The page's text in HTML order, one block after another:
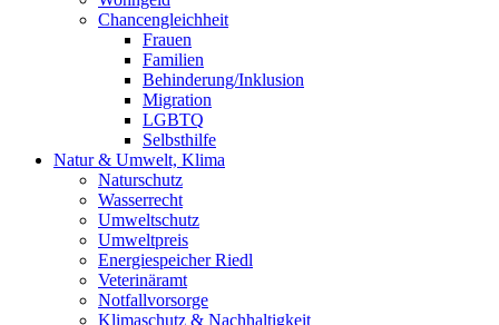
Chancengleichheit
Frauen
Familien
Behinderung/Inklusion
Migration
LGBTQ
Selbsthilfe
Natur & Umwelt, Klima
Naturschutz
Wasserrecht
Umweltschutz
Umweltpreis
Energiespeicher Riedl
Veterinäramt
Notfallvorsorge
Klimaschutz & Nachhaltigkeit